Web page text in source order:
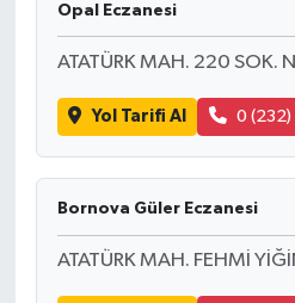
Opal Eczanesi
ATATÜRK MAH. 220 SOK.
Yol Tarifi Al 0
Bornova Güler Eczanesi
ATATÜRK MAH. FEHMİ